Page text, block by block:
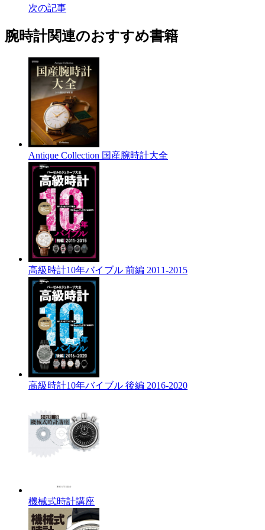
次の記事
腕時計関連のおすすめ書籍
Antique Collection 国産腕時計大全
高級時計10年バイブル 前編 2011-2015
高級時計10年バイブル 後編 2016-2020
機械式時計講座